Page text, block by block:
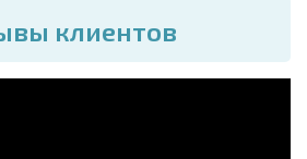
клиентов